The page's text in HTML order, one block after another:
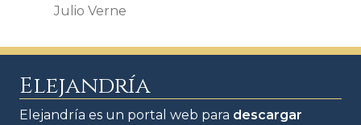
Julio Verne
Elejandría
Elejandría es un portal web para descargar